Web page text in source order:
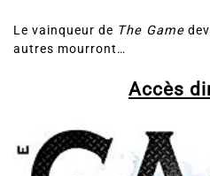
Le vainqueur de The Game
autres mourront…
Accès